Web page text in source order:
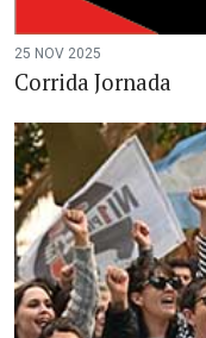
25 NOV 2025
Corrida Jornada